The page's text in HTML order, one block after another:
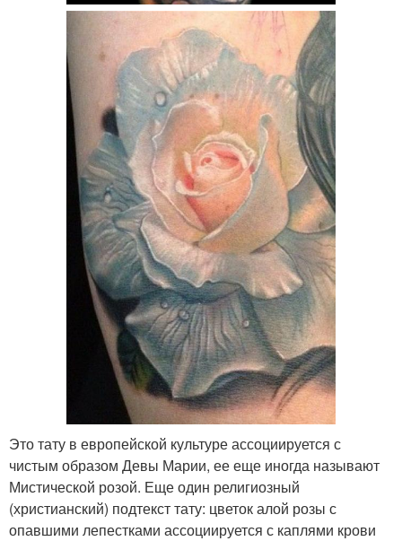
Это тату в европейской культуре ассоциируется с
чистым образом Девы Марии, ее еще иногда называют
Мистической розой. Еще один религиозный
(христианский) подтекст тату: цветок алой розы с
опавшими лепестками ассоциируется с каплями крови